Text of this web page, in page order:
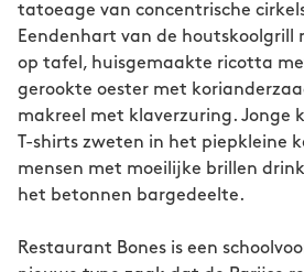
tatoeage van concentrische
Eendenhart van de houtskoolgrill
op tafel, huisgemaakte ricotta
gerookte oester met
makreel met klaverzuring. Jonge
T-shirts zweten in het piepkleine
mensen met moeilijke brillen
het betonnen bargedeelte.
Restaurant Bones is een